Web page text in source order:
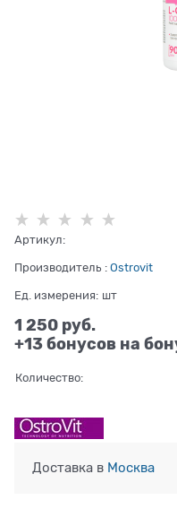
Артикул:
Производитель : Ostrovit
Ед. измерения: шт
1 250 руб.
+13 бонусов на
Количество:
Доставка в Москва